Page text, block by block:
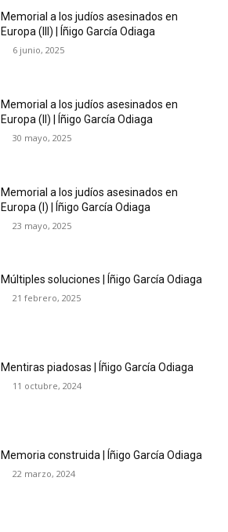
Memorial a los judíos asesinados en
Europa (III) | Íñigo García Odiaga
6 junio, 2025
Memorial a los judíos asesinados en
Europa (II) | Íñigo García Odiaga
30 mayo, 2025
Memorial a los judíos asesinados en
Europa (I) | Íñigo García Odiaga
23 mayo, 2025
Múltiples soluciones | Íñigo García Odiaga
21 febrero, 2025
Mentiras piadosas | Íñigo García Odiaga
11 octubre, 2024
Memoria construida | Íñigo García Odiaga
22 marzo, 2024